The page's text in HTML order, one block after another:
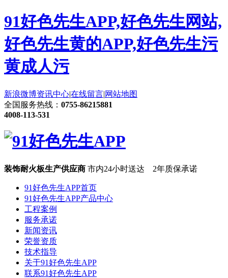
91好色先生APP,好色先生网站,
好色先生黄的APP,好色先生污
黄成人污
新浪微博资讯中心|在线留言|网站地图
全国服务热线： 0755-86215881
4008-113-531
装饰耐火板生产供应商 市内24小时送达 2年质保承诺
91好色先生APP首页
91好色先生APP产品中心
工程案例
服务承诺
新闻资讯
荣誉资质
技术指导
关于91好色先生APP
联系91好色先生APP